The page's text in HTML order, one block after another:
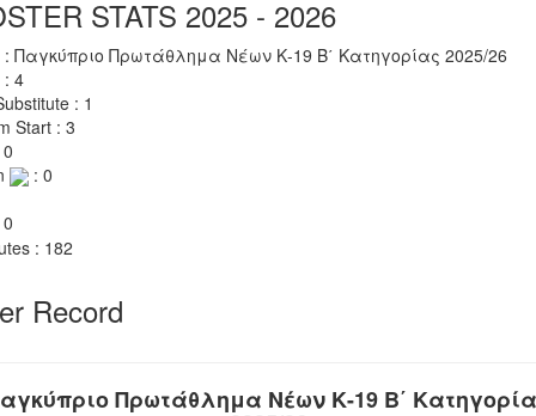
STATS 2025 - 2026
: Παγκύπριο Πρωτάθλημα Νέων Κ-19 Β΄ Κατηγορίας 2025/26
: 4
: 1
Start : 3
: 0
: 182
Record
Πρωτάθλημα Νέων Κ-19 Β΄